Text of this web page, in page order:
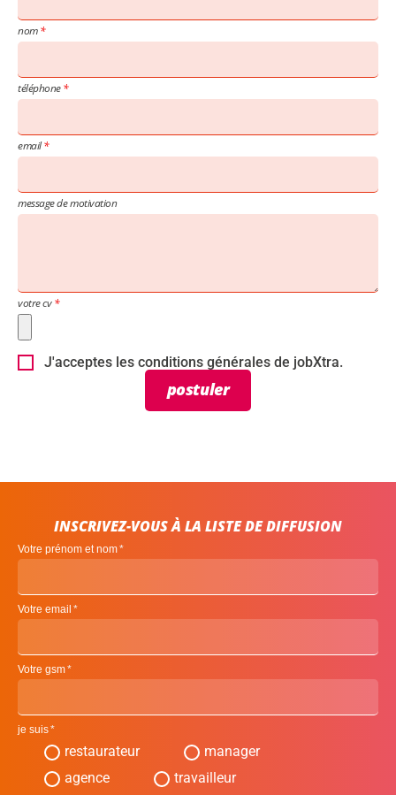
nom
téléphone
email
message de motivation
votre cv
J'acceptes les conditions générales de jobXtra.
postuler
INSCRIVEZ-VOUS À LA LISTE DE DIFFUSION
Votre prénom et nom
Votre email
Votre gsm
je suis
restaurateur
manager
agence
travailleur